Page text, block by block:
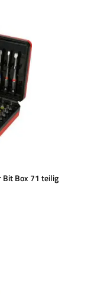
Bit Box 71 teilig